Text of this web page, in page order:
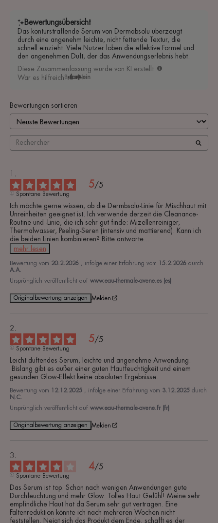
Bewertungsübersicht
Das konturstraffende Serum von Dermabsolu überzeugt
durch eine angenehm leichte, nicht fettende Textur, die
schnell einzieht. Viele Nutzer loben die effektive Formel und
den angenehmen Duft, der das Anwendungserlebnis hebt.
Diese Zusammenfassung wurde von KI erstellt
War es hilfreich? Ja Nein
Bewertungen sortieren
5/5
Spontane Bewertung
Ich möchte gerne wissen, ob die Dermbsolu-Linie für Mischhaut mit
Unreinheiten geeignet ist. Ich verwende derzeit die Cleanance-
Routine und -Linie, die ich sehr gut finde: Mizellenreiniger,
Thermalwasser, Peeling-Seren (intensiv und mattierend). Kann ich
die beiden Linien kombinieren? Bitte antworte
mehr lesen
Bewertung vom 20.2.2026 , infolge einer Erfahrung vom 15.2.2026 durch
A.A.
Ursprünglich veröffentlicht auf www.eau-thermale-avene.es (es)
Originalbewertung anzeigen Melden
5/5
Spontane Bewertung
Leicht duftendes Serum, leichte und angenehme Anwendung.
gesunden Glow-Effekt keine absoluten Ergebnisse.
Bewertung vom 12.12.2025 , infolge einer Erfahrung vom 3.12.2025 durch
N.C.
Ursprünglich veröffentlicht auf www.eau-thermale-avene.fr (fr)
Originalbewertung anzeigen Melden
4/5
Spontane Bewertung
Das Serum ist top. Schon nach wenigen Anwendungen gute
Durchfeuchtung und mehr Glow. Tolles Haut Gefühl! Meine sehr
empfindliche Haut hat da Serum sehr gut vertragen. Eine
Faltenreduktion könnte ich nach mehreren Wochen nicht
feststellen. Neigt sich das Produkt dem Ende, schafft es der